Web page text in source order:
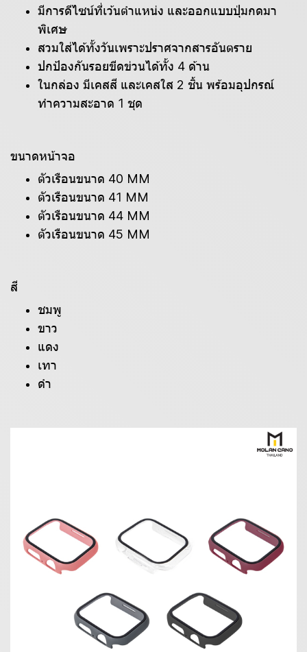
มีการดีไซน์ที่เว้นตำแหน่ง และออกแบบปุ่มกดมา
พิเศษ
สวมใส่ได้ทั้งวันเพราะปราศจากสารอันตราย
ปกป้องกันรอยขีดข่วนได้ทั้ง 4 ด้าน
ในกล่อง มีเคสสี และเคสใส 2 ชิ้น พร้อมอุปกรณ์
ทำความสะอาด 1 ชุด
ขนาดหน้าจอ
ตัวเรือนขนาด 40 MM
ตัวเรือนขนาด 41 MM
ตัวเรือนขนาด 44 MM
ตัวเรือนขนาด 45 MM
สี
ชมพู
ขาว
แดง
เทา
ดำ